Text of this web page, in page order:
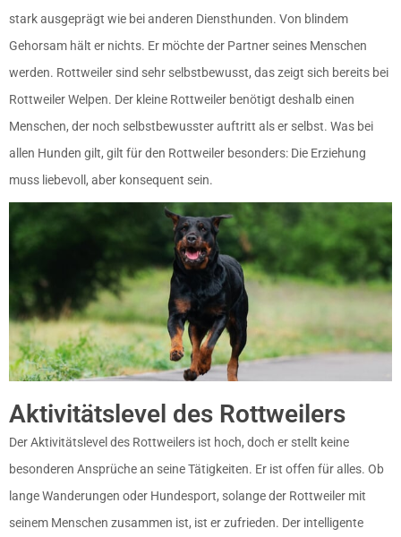
stark ausgeprägt wie bei anderen Diensthunden. Von blindem
Gehorsam hält er nichts. Er möchte der Partner seines Menschen
werden. Rottweiler sind sehr selbstbewusst, das zeigt sich bereits bei
Rottweiler Welpen. Der kleine Rottweiler benötigt deshalb einen
Menschen, der noch selbstbewusster auftritt als er selbst. Was bei
allen Hunden gilt, gilt für den Rottweiler besonders: Die Erziehung
muss liebevoll, aber konsequent sein.
Aktivitätslevel des Rottweilers
Der Aktivitätslevel des Rottweilers ist hoch, doch er stellt keine
besonderen Ansprüche an seine Tätigkeiten. Er ist offen für alles. Ob
lange Wanderungen oder Hundesport, solange der Rottweiler mit
seinem Menschen zusammen ist, ist er zufrieden. Der intelligente